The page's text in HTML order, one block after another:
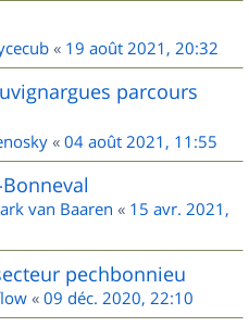
« 19 août 2021, 20:32
parcours
« 04 août 2021, 11:55
van Baaren « 15 avr. 2021,
pechbonnieu
« 09 déc. 2020, 22:10